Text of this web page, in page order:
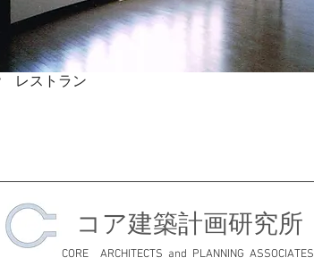
レストラン
​コア建築計画研究所
CORE ARCHITECTS and PLANNING ASSOCIATES